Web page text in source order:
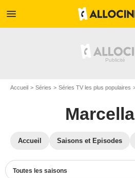
menu
Accueil Séries Séries TV les plus populaires
Marcella
Accueil Saisons et Episodes
Toutes les saisons